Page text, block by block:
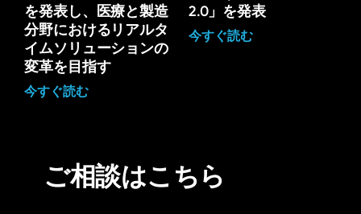
を発表し、医療と製造
分野におけるリアルタ
イムソリューションの
変革を目指す
今すぐ読む
2.0」を発表
今すぐ読む
ご相談はこちら